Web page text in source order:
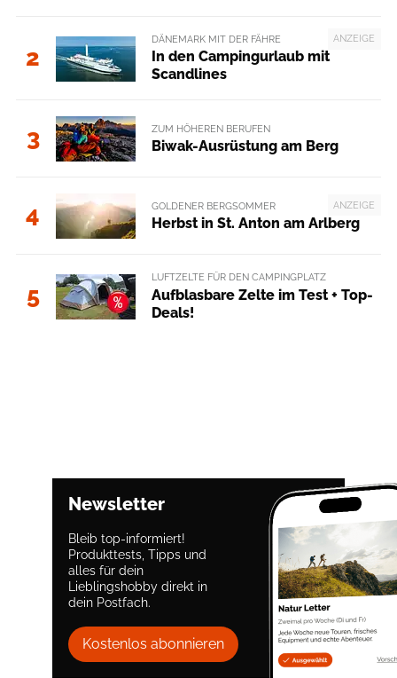
2
ANZEIGE
DÄNEMARK MIT DER FÄHRE
In den Campingurlaub mit
Scandlines
3 ZUM HÖHEREN BERUFEN
Biwak-Ausrüstung am Berg
4 ANZEIGE
GOLDENER BERGSOMMER
Herbst in St. Anton am Arlberg
5
LUFTZELTE FÜR DEN CAMPINGPLATZ
Aufblasbare Zelte im Test + Top-
Deals!
Newsletter
Bleib top-informiert!
Produkttests, Tipps und
alles für dein
Lieblingshobby direkt in
dein Postfach.
Kostenlos abonnieren